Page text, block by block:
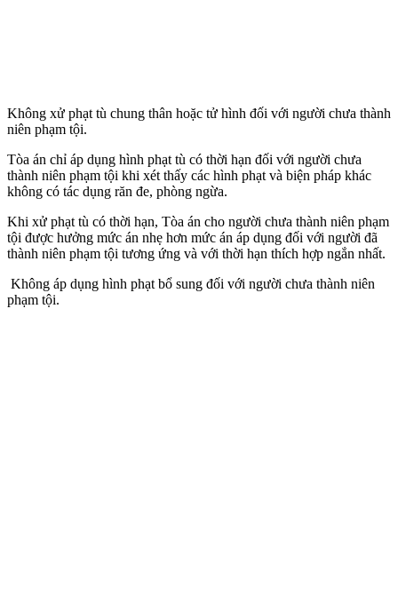
Không xử phạt tù chung thân hoặc t‌ử hìn‌h đối với người chưa thành
niên phạm tội.
Tòa án chỉ áp dụng hình phạt tù có thời hạn đối với người chưa
thành niên phạm tội khi xét thấy các hình phạt và biện pháp khác
không có tác dụng răn đe, phòng ngừa.
Khi xử phạt tù có thời hạn, Tòa án cho người chưa thành niên phạm
tội được hưởng mức án nhẹ hơn mức án áp dụng đối với người đã
thành niên phạm tội tương ứng và với thời hạn thích hợp ngắn nhất.
Không áp dụng hình phạt bổ sung đối với người chưa thành niên
phạm tội.